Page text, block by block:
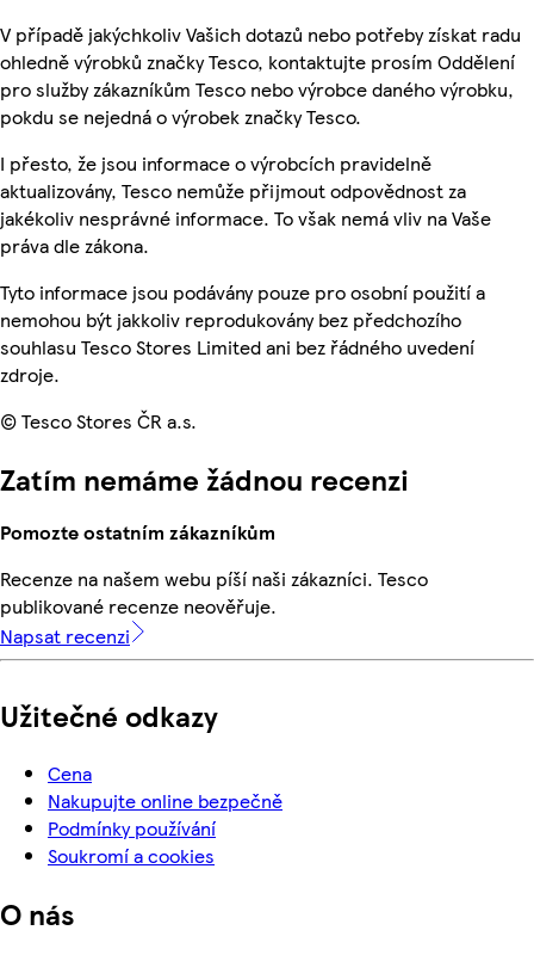
V případě jakýchkoliv Vašich dotazů nebo potřeby získat radu
ohledně výrobků značky Tesco, kontaktujte prosím Oddělení
pro služby zákazníkům Tesco nebo výrobce daného výrobku,
pokdu se nejedná o výrobek značky Tesco.
I přesto, že jsou informace o výrobcích pravidelně
aktualizovány, Tesco nemůže přijmout odpovědnost za
jakékoliv nesprávné informace. To však nemá vliv na Vaše
práva dle zákona.
Tyto informace jsou podávány pouze pro osobní použití a
nemohou být jakkoliv reprodukovány bez předchozího
souhlasu Tesco Stores Limited ani bez řádného uvedení
zdroje.
© Tesco Stores ČR a.s.
Zatím nemáme žádnou recenzi
Pomozte ostatním zákazníkům
Recenze na našem webu píší naši zákazníci. Tesco
publikované recenze neověřuje.
Napsat recenzi
Užitečné odkazy
Cena
Nakupujte online bezpečně
Podmínky používání
Soukromí a cookies
O nás